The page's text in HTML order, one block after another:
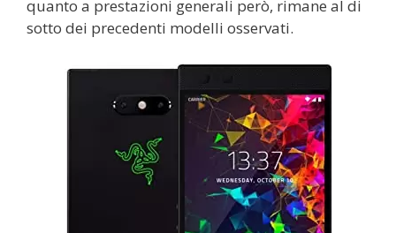
quanto a prestazioni generali però, rimane al di
sotto dei precedenti modelli osservati.